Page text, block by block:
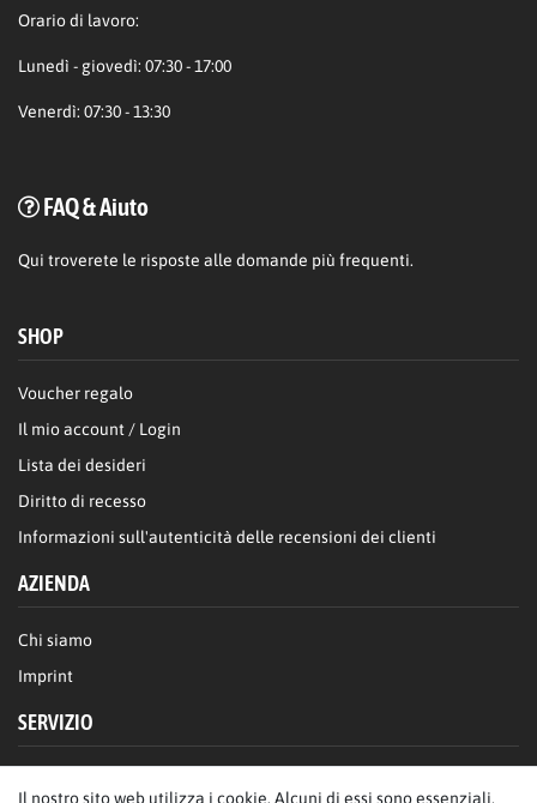
Orario di lavoro:
Lunedì - giovedì: 07:30 - 17:00
Venerdì: 07:30 - 13:30
FAQ & Aiuto
Qui troverete le risposte alle domande più frequenti.
SHOP
Voucher regalo
Il mio account / Login
Lista dei desideri
Diritto di recesso
Informazioni sull'autenticità delle recensioni dei clienti
AZIENDA
Chi siamo
Imprint
SERVIZIO
Il nostro sito web utilizza i cookie. Alcuni di essi sono essenziali,